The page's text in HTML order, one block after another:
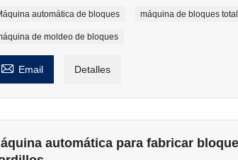
automática de bloques máquina de bloques
de moldeo de bloques
 Email Detalles
automática para fabricar